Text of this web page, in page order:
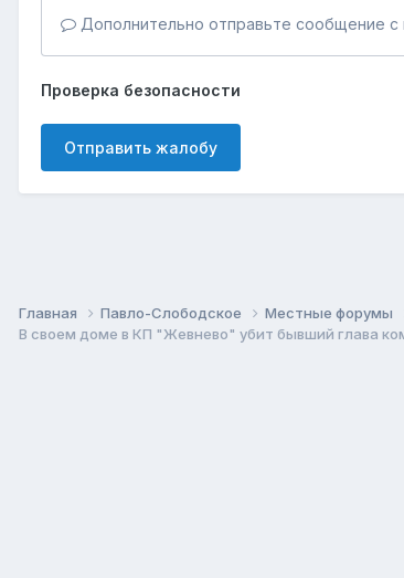
Дополнительно отправьте сообщение
Проверка безопасности
Отправить жалобу
Главная Павло-Слободское Местные форумы
В своем доме в КП "Жевнево" убит бывший глава